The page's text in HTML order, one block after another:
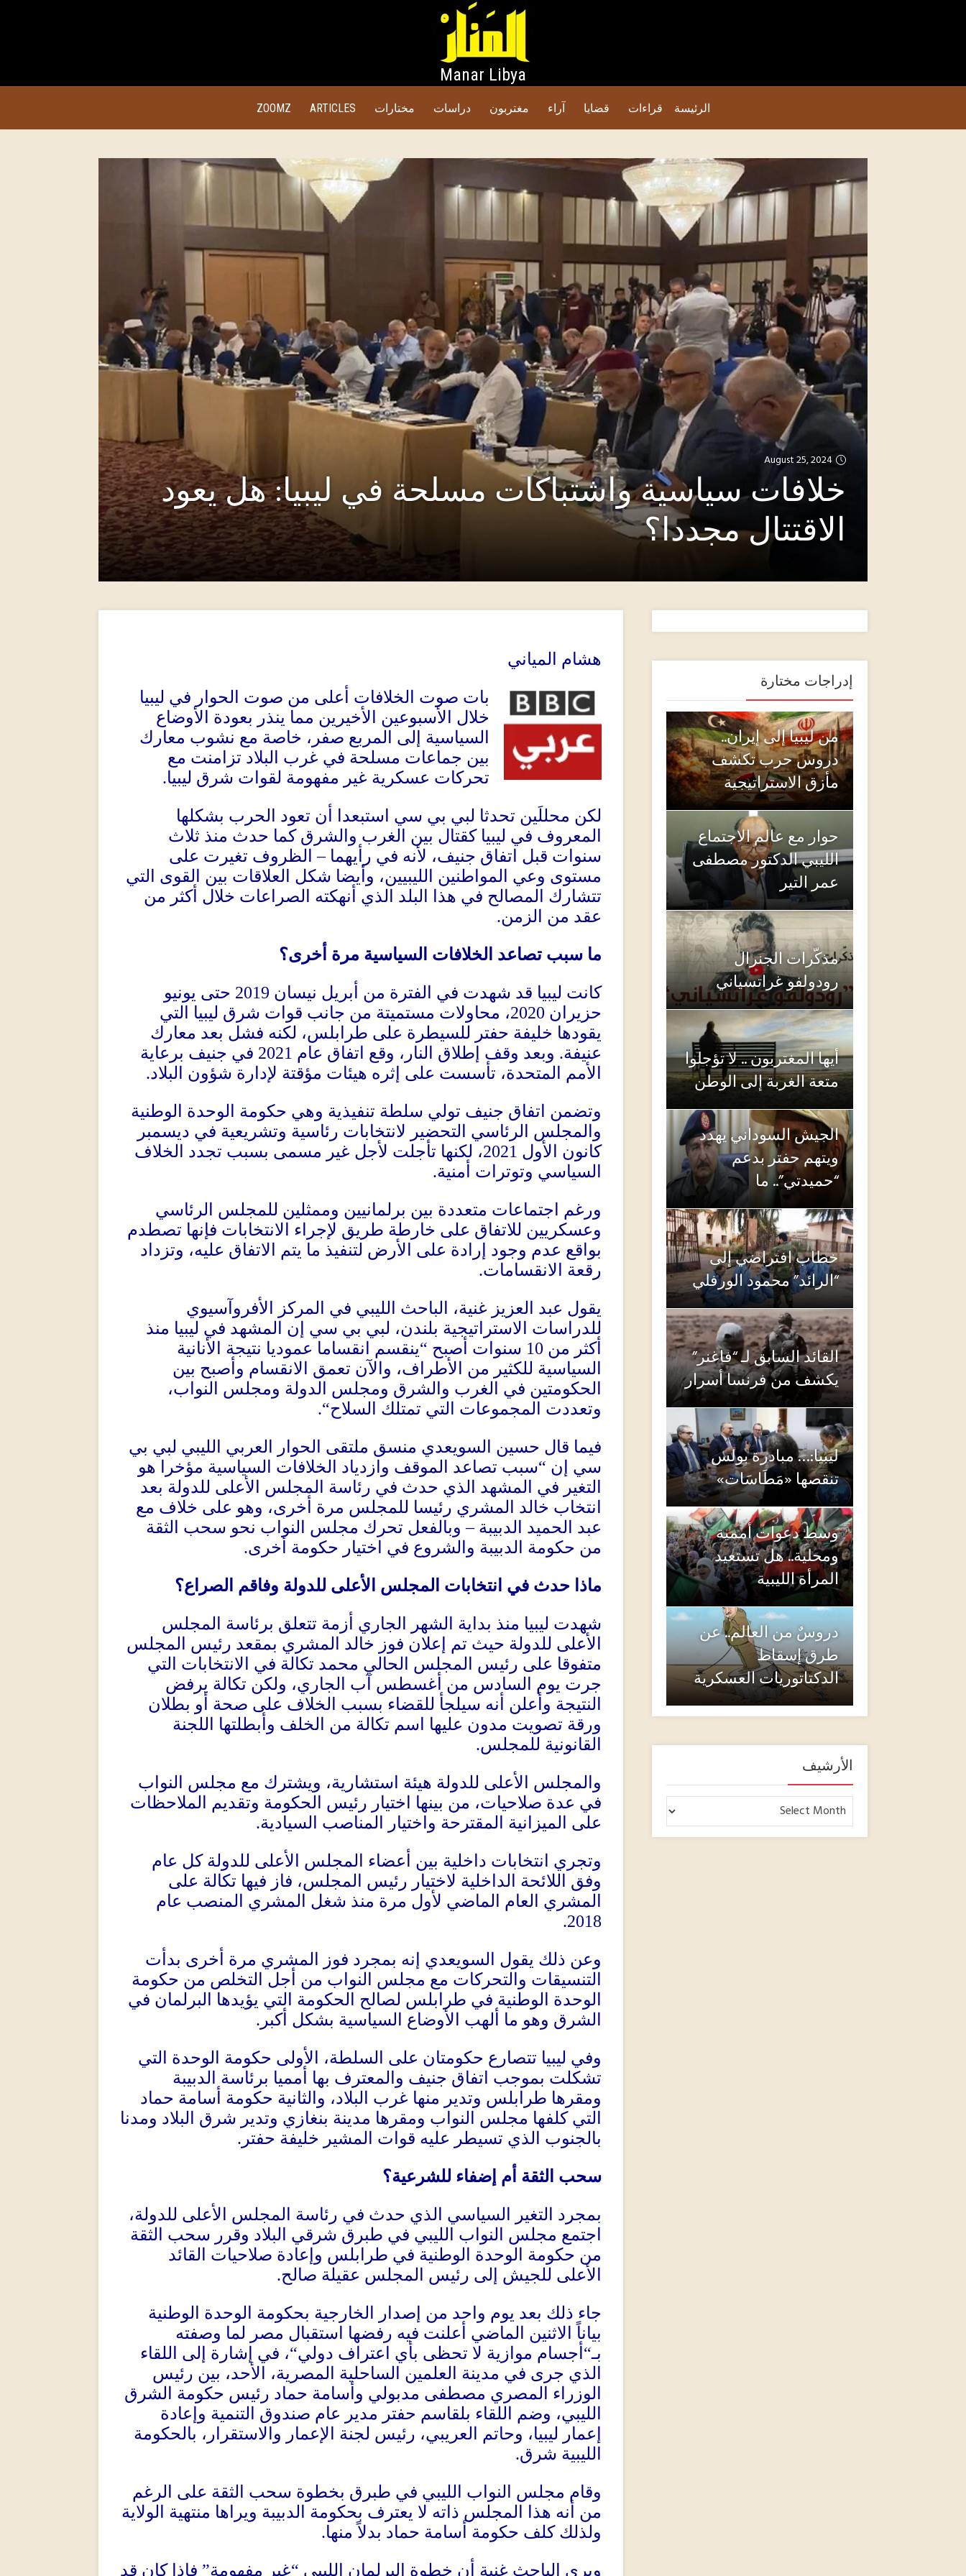
Manar Libya
الرئيسة قراءات قضايا آراء مغتربون دراسات مختارات ARTICLES
ZOOMZ
August 25, 2024
خلافات سياسية واشتباكات مسلحة في ليبيا: هل يعود
الاقتتال مجددا؟
هشام المياني
بات صوت الخلافات أعلى من صوت الحوار في ليبيا
خلال الأسبوعين الأخيرين مما ينذر بعودة الأوضاع
السياسية إلى المربع صفر، خاصة مع نشوب معارك
بين جماعات مسلحة في غرب البلاد تزامنت مع
تحركات عسكرية غير مفهومة لقوات شرق ليبيا.
لكن محللَين تحدثا لبي بي سي استبعدا أن تعود الحرب بشكلها
المعروف في ليبيا كقتال بين الغرب والشرق كما حدث منذ ثلاث
سنوات قبل اتفاق جنيف، لأنه في رأيهما– الظروف تغيرت على
مستوى وعي المواطنين الليبيين، وأيضا شكل العلاقات بين القوى التي
تتشارك المصالح في هذا البلد الذي أنهكته الصراعات خلال أكثر من
عقد من الزمن.
ما سبب تصاعد الخلافات السياسية مرة أخرى؟
كانت ليبيا قد شهدت في الفترة من أبريل نيسان 2019 حتى يونيو
حزيران 2020، محاولات مستميتة من جانب قوات شرق ليبيا التي
يقودها خليفة حفتر للسيطرة على طرابلس، لكنه فشل بعد معارك
عنيفة. وبعد وقف إطلاق النار، وقع اتفاق عام 2021 في جنيف برعاية
الأمم المتحدة، تأسست على إثره هيئات مؤقتة لإدارة شؤون البلاد.
وتضمن اتفاق جنيف تولي سلطة تنفيذية وهي حكومة الوحدة الوطنية
والمجلس الرئاسي التحضير لانتخابات رئاسية وتشريعية في ديسمبر
كانون الأول 2021، لكنها تأجلت لأجل غير مسمى بسبب تجدد الخلاف
السياسي وتوترات أمنية.
ورغم اجتماعات متعددة بين برلمانيين وممثلين للمجلس الرئاسي
وعسكريين للاتفاق على خارطة طريق لإجراء الانتخابات فإنها تصطدم
بواقع عدم وجود إرادة على الأرض لتنفيذ ما يتم الاتفاق عليه، وتزداد
رقعة الانقسامات.
يقول عبد العزيز غنية، الباحث الليبي في المركز الأفروآسيوي
للدراسات الاستراتيجية بلندن، لبي بي سي إن المشهد في ليبيا منذ
أكثر من 10 سنوات أصبح “ينقسم انقساما عموديا نتيجة الأنانية
السياسية للكثير من الأطراف، والآن تعمق الانقسام وأصبح بين
الحكومتين في الغرب والشرق ومجلس الدولة ومجلس النواب،
وتعددت المجموعات التي تمتلك السلاح“.
فيما قال حسين السويعدي منسق ملتقى الحوار العربي الليبي لبي بي
سي إن “سبب تصاعد الموقف وازدياد الخلافات السياسية مؤخرا هو
التغير في المشهد الذي حدث في رئاسة المجلس الأعلى للدولة بعد
انتخاب خالد المشري رئيسا للمجلس مرة أخرى، وهو على خلاف مع
عبد الحميد الدبيبة– وبالفعل تحرك مجلس النواب نحو سحب الثقة
من حكومة الدبيبة والشروع في اختيار حكومة أخرى.
ماذا حدث في انتخابات المجلس الأعلى للدولة وفاقم الصراع؟
شهدت ليبيا منذ بداية الشهر الجاري أزمة تتعلق برئاسة المجلس
الأعلى للدولة حيث تم إعلان فوز خالد المشري بمقعد رئيس المجلس
متفوقا على رئيس المجلس الحالي محمد تكالة في الانتخابات التي
جرت يوم السادس من أغسطس آب الجاري، ولكن تكالة يرفض
النتيجة وأعلن أنه سيلجأ للقضاء بسبب الخلاف على صحة أو بطلان
ورقة تصويت مدون عليها اسم تكالة من الخلف وأبطلتها اللجنة
القانونية للمجلس.
والمجلس الأعلى للدولة هيئة استشارية، ويشترك مع مجلس النواب
في عدة صلاحيات، من بينها اختيار رئيس الحكومة وتقديم الملاحظات
على الميزانية المقترحة واختيار المناصب السيادية.
وتجري انتخابات داخلية بين أعضاء المجلس الأعلى للدولة كل عام
وفق اللائحة الداخلية لاختيار رئيس المجلس، فاز فيها تكالة على
المشري العام الماضي لأول مرة منذ شغل المشري المنصب عام
2018.
وعن ذلك يقول السويعدي إنه بمجرد فوز المشري مرة أخرى بدأت
التنسيقات والتحركات مع مجلس النواب من أجل التخلص من حكومة
الوحدة الوطنية في طرابلس لصالح الحكومة التي يؤيدها البرلمان في
الشرق وهو ما ألهب الأوضاع السياسية بشكل أكبر .
وفي ليبيا تتصارع حكومتان على السلطة، الأولى حكومة الوحدة التي
تشكلت بموجب اتفاق جنيف والمعترف بها أمميا برئاسة الدبيبة
ومقرها طرابلس وتدير منها غرب البلاد، والثانية حكومة أسامة حماد
التي كلفها مجلس النواب ومقرها مدينة بنغازي وتدير شرق البلاد ومدنا
بالجنوب الذي تسيطر عليه قوات المشير خليفة حفتر .
سحب الثقة أم إضفاء للشرعية؟
بمجرد التغير السياسي الذي حدث في رئاسة المجلس الأعلى للدولة،
اجتمع مجلس النواب الليبي في طبرق شرقي البلاد وقرر سحب الثقة
من حكومة الوحدة الوطنية في طرابلس وإعادة صلاحيات القائد
الأعلى للجيش إلى رئيس المجلس عقيلة صالح.
جاء ذلك بعد يوم واحد من إصدار الخارجية بحكومة الوحدة الوطنية
بياناً الاثنين الماضي أعلنت فيه رفضها استقبال مصر لما وصفته
بـ“ أجسام موازية لا تحظى بأي اعتراف دولي“، في إشارة إلى اللقاء
الذي جرى في مدينة العلمين الساحلية المصرية، الأحد، بين رئيس
الوزراء المصري مصطفى مدبولي وأسامة حماد رئيس حكومة الشرق
الليبي، وضم اللقاء بلقاسم حفتر مدير عام صندوق التنمية وإعادة
إعمار ليبيا، وحاتم العريبي، رئيس لجنة الإعمار والاستقرار، بالحكومة
الليبية شرق.
وقام مجلس النواب الليبي في طبرق بخطوة سحب الثقة على الرغم
من أنه هذا المجلس ذاته لا يعترف بحكومة الدبيبة ويراها منتهية الولاية
ولذلك كلف حكومة أسامة حماد بدلاً منها.
ويرى الباحث غنية أن خطوة البرلمان الليبي “غير مفهومة” فإذا كان قد
إدراجات مختارة
من ليبيا إلى إيران..
دروس حرب تكشف
مأزق الاستراتيجية
حوار مع عالم الاجتماع
الليبي الدكتور مصطفى
عمر التير
مذكّرات الجنرال
رودولفو غراتسياني
أيها المغتربون .. لا تؤجلوا
متعة الغربة إلى الوطن
الجيش السوداني يهدد
ويتهم حفتر بدعم
“حميدتي”.. ما
خطاب افتراضي إلى
“الرائد” محمود الورفلي
القائد السابق لـ “فاغنر”
يكشف من فرنسا أسرار
ليبيا:… مبادرة بولس
تنقصها «مَطَاسَات»
وسط دعوات أممية
ومحلية.. هل تستعيد
المرأة الليبية
دروسٌ من العالم.. عن
طرق إسقاط
الدكتاتوريات العسكرية
الأرشيف
الأرشيف